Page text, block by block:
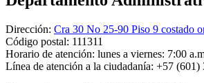
Dirección: Cra 30 No 25-90 Piso 9 costado
Código postal: 111311
Horario de atención: lunes a viernes: 7:00
Línea de atención a la ciudadanía: +57 (601)